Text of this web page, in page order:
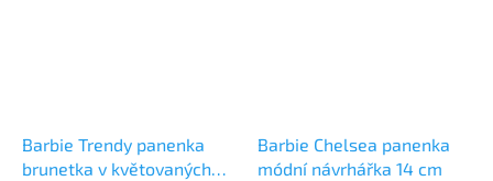
Barbie Trendy panenka
brunetka v květovaných
Barbie Chelsea panenka
módní návrhářka 14 cm